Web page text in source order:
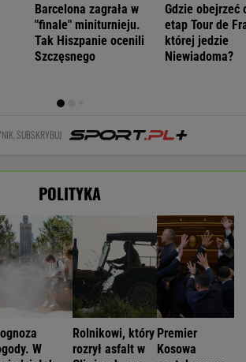
Barcelona zagrała w
"finale" miniturnieju.
Tak Hiszpanie ocenili
Szczęsnego
Gdzie obejrzeć
etap Tour de
której jedzie
Niewiadoma?
SUBSKRYBUJ
POLITYKA
W
Rolnikowi, który
rozrył asfalt w
Premier
Kosowa